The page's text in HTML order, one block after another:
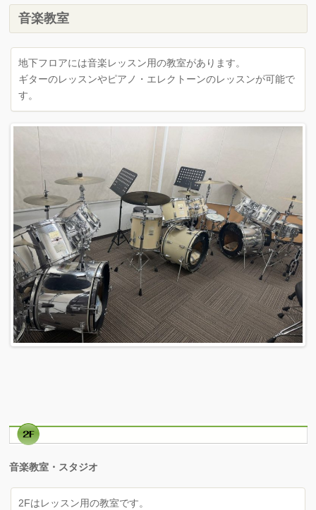
音楽教室
地下フロアには音楽レッスン用の教室があります。
ギターのレッスンやピアノ・エレクトーンのレッスンが可能で
す。
音楽教室・スタジオ
2Fはレッスン用の教室です。